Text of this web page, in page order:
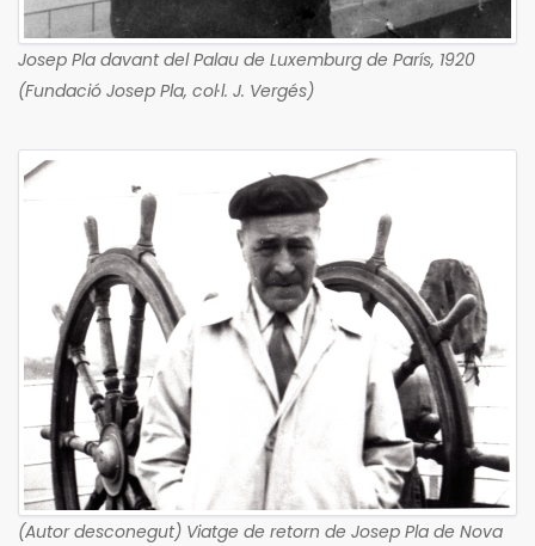
Josep Pla davant del Palau de Luxemburg de París, 1920
(Fundació Josep Pla, col·l. J. Vergés)
(Autor desconegut) Viatge de retorn de Josep Pla de Nova